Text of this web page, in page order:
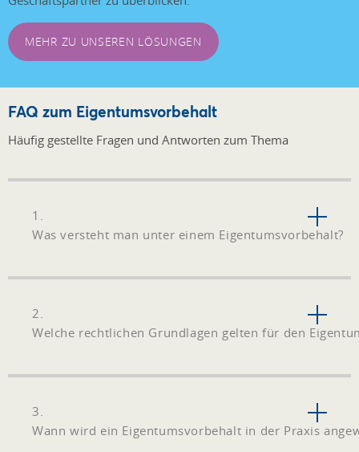
MEHR ZU UNSEREN LÖSUNGEN
FAQ zum Eigentumsvorbehalt
Häufig gestellte Fragen und Antworten zum Thema
1.
Was versteht man unter einem Eigentumsvorbehalt?
2.
Welche rechtlichen Grundlagen gelten für den
3.
Wann wird ein Eigentumsvorbehalt in der Praxis